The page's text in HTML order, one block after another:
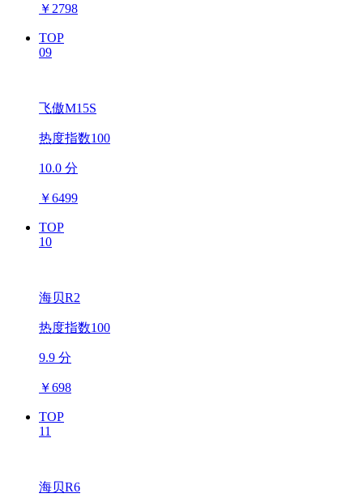
￥ 2798
TOP
09
飞傲M15S
热度指数100
10.0 分
￥6499
TOP
10
海贝R2
热度指数100
9.9 分
￥698
TOP
11
海贝R6